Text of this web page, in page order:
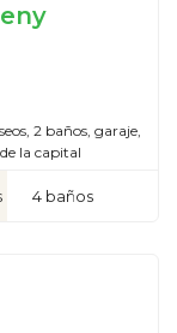
2 baños, garaje,
la capital
4 baños